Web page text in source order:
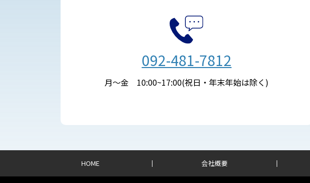
092-481-7812
月～金 10:00~17:00(祝日・年末年始は除く)
HOME 会社概要